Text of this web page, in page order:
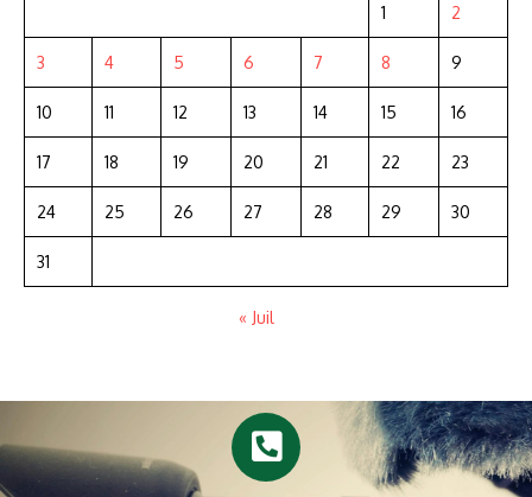
1 2
3 4 5 6 7 8 9
10 11 12 13 14 15 16
17 18 19 20 21 22 23
24 25 26 27 28 29 30
31
« Juil